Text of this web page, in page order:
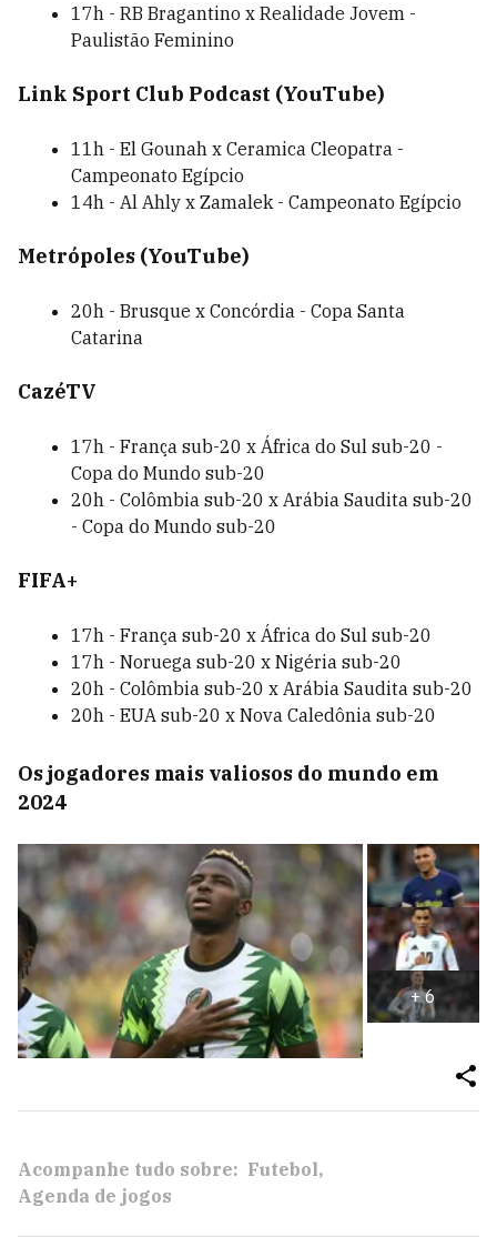
17h - RB Bragantino x Realidade Jovem -
Paulistão Feminino
Link Sport Club Podcast (YouTube)
11h - El Gounah x Ceramica Cleopatra -
Campeonato Egípcio
14h - Al Ahly x Zamalek - Campeonato Egípcio
Metrópoles (YouTube)
20h - Brusque x Concórdia - Copa Santa
Catarina
CazéTV
17h - França sub-20 x África do Sul sub-20 -
Copa do Mundo sub-20
20h - Colômbia sub-20 x Arábia Saudita sub-20
- Copa do Mundo sub-20
FIFA+
17h - França sub-20 x África do Sul sub-20
17h - Noruega sub-20 x Nigéria sub-20
20h - Colômbia sub-20 x Arábia Saudita sub-20
20h - EUA sub-20 x Nova Caledônia sub-20
Os jogadores mais valiosos do mundo em
2024
+6
Acompanhe tudo sobre: Futebol
Agenda de jogos